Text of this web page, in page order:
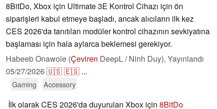
8BitDo, Xbox için Ultimate 3E Kontrol Cihazı için ön
siparişleri kabul etmeye başladı, ancak alıcıların ilk kez
CES 2026'da tanıtılan modüler kontrol cihazının sevkiyatına
başlaması için hala aylarca beklemesi gerekiyor.
Habeeb Onawole (Çeviren DeepL / Ninh Duy), Yayınlandı
05/27/2026🇺🇸🇪🇸 ...
Gaming Accessory
İlk olarak CES 2026'da duyurulan Xbox için 8BitDo